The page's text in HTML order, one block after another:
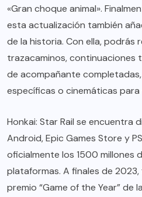
«Gran choque animal».
esta actualización también
de la historia. Con ella, podrás
trazacaminos, continuaciones
de acompañante
específicas o cinemáticas para
Honkai: Star Rail se encuentra
Android, Epic Games Store y
oficialmente los 1500 millones
plataformas. A finales de
premio “Game of the Year” de